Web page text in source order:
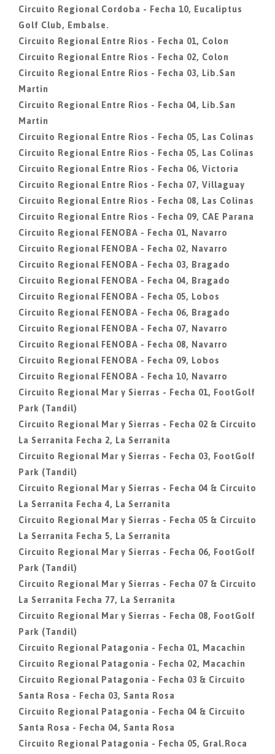
Circuito Regional Cordoba - Fecha 10, Eucaliptus
Golf Club, Embalse.
Circuito Regional Entre Rios - Fecha 01, Colon
Circuito Regional Entre Rios - Fecha 02, Colon
Circuito Regional Entre Rios - Fecha 03, Lib.San
Martin
Circuito Regional Entre Rios - Fecha 04, Lib.San
Martin
Circuito Regional Entre Rios - Fecha 05, Las Colinas
Circuito Regional Entre Rios - Fecha 05, Las Colinas
Circuito Regional Entre Rios - Fecha 06, Victoria
Circuito Regional Entre Rios - Fecha 07, Villaguay
Circuito Regional Entre Rios - Fecha 08, Las Colinas
Circuito Regional Entre Rios - Fecha 09, CAE Parana
Circuito Regional FENOBA - Fecha 01, Navarro
Circuito Regional FENOBA - Fecha 02, Navarro
Circuito Regional FENOBA - Fecha 03, Bragado
Circuito Regional FENOBA - Fecha 04, Bragado
Circuito Regional FENOBA - Fecha 05, Lobos
Circuito Regional FENOBA - Fecha 06, Bragado
Circuito Regional FENOBA - Fecha 07, Navarro
Circuito Regional FENOBA - Fecha 08, Navarro
Circuito Regional FENOBA - Fecha 09, Lobos
Circuito Regional FENOBA - Fecha 10, Navarro
Circuito Regional Mar y Sierras - Fecha 01, FootGolf
Park (Tandil)
Circuito Regional Mar y Sierras - Fecha 02 & Circuito
La Serranita Fecha 2, La Serranita
Circuito Regional Mar y Sierras - Fecha 03, FootGolf
Park (Tandil)
Circuito Regional Mar y Sierras - Fecha 04 & Circuito
La Serranita Fecha 4, La Serranita
Circuito Regional Mar y Sierras - Fecha 05 & Circuito
La Serranita Fecha 5, La Serranita
Circuito Regional Mar y Sierras - Fecha 06, FootGolf
Park (Tandil)
Circuito Regional Mar y Sierras - Fecha 07 & Circuito
La Serranita Fecha 77, La Serranita
Circuito Regional Mar y Sierras - Fecha 08, FootGolf
Park (Tandil)
Circuito Regional Patagonia - Fecha 01, Macachin
Circuito Regional Patagonia - Fecha 02, Macachin
Circuito Regional Patagonia - Fecha 03 & Circuito
Santa Rosa - Fecha 03, Santa Rosa
Circuito Regional Patagonia - Fecha 04 & Circuito
Santa Rosa - Fecha 04, Santa Rosa
Circuito Regional Patagonia - Fecha 05, Gral.Roca